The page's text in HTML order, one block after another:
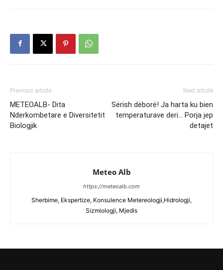
Previous article
METEOALB- Dita
Nderkombetare e Diversitetit
Biologjik
Next article
Sërish dëborë! Ja harta ku bien
temperaturave deri… Porja jep
detajet
Meteo Alb
https://meteoalb.com
Sherbime, Ekspertize, Konsulence Metereologji,Hidrologji,
Sizmiologji, Mjedis